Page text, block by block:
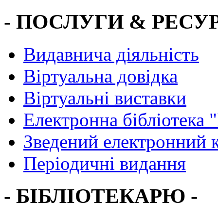
- ПОСЛУГИ &
Видавнича діяльність
Віртуальна довідка
Віртуальні виставки
Електронна
Зведений електронний
Періодичні видання
- БІБЛІОТЕКАРЮ -